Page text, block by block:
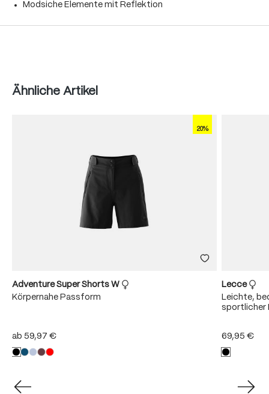
Modsiche Elemente mit Reflektion
Produktgalerie überspringen
Ähnliche Artikel
20%
Adventure Super Shorts W
Körpernahe Passform
ab 59,97 €
Lecce
Leichte,
sportlicher
69,95 €